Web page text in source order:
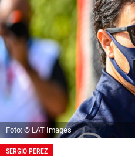
Foto: © LAT Images
SERGIO PEREZ